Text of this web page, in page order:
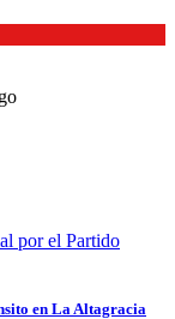
en La Altagracia